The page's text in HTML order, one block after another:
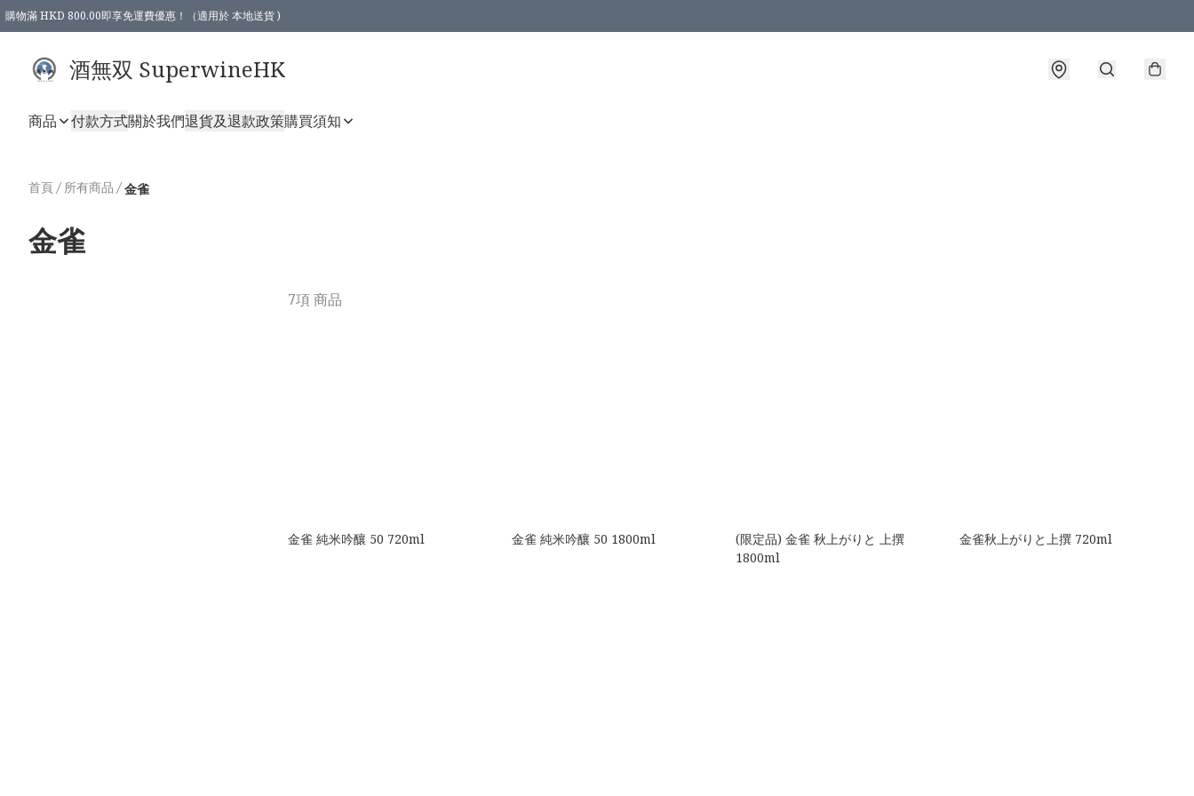
購物滿 HKD 800.00即享免運費優惠！（適用於 本地送貨 )
酒無双 SuperwineHK
商品 付款方式關於我們退貨及退款政策購買須知
首頁 / 所有商品 / 金雀
金雀
7項 商品
金雀 純米吟釀 50 720ml 金雀 純米吟釀 50 1800ml
(限定品) 金雀 秋上がりと 上撰
1800ml
金雀秋上がりと上撰 720ml